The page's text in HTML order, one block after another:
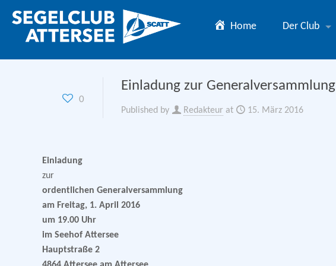
Home Der Club
0
Einladung zur Generalversammlung
Published by Redakteur at 15. März 2016
Einladung
zur
ordentlichen Generalversammlung
am Freitag, 1. April 2016
um 19.00 Uhr
im Seehof Attersee
Hauptstraße 2